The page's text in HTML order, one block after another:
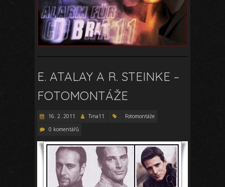
E. ATALAY A R. STEINKE –
FOTOMONTÁŽE
16. 2. 2011 Tina11
Fotomontáže
0 komentářů